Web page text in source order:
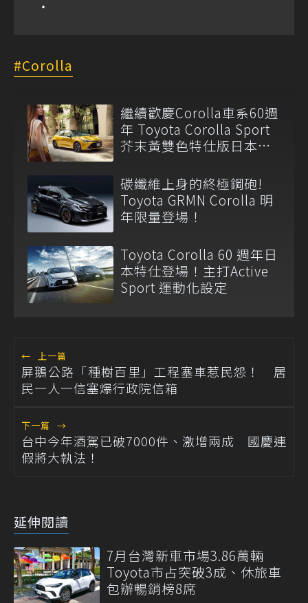
Corolla
繼續歡慶Corolla車系60週
年 Toyota Corolla Sport
芥末黃雙色特仕版日本登
碳纖維上身的終極鋼砲!
Toyota GRMN Corolla 明
年限量登場！
Toyota Corolla 60 週年日
本特仕登場！主打Active
Sport 運動化設定
← 上一篇
屏鵝公路「種樹百里」工程塞車惹民怨！ 居
民一人一信塞爆行政院信箱
下一篇 →
台中今年酒駕已破7000件、激增兩成 國慶連
假將大執法！
延伸閱讀
7月台灣新車市場3.86萬輛
Toyota市占突破3成、休旅車
包辦暢銷榜8席